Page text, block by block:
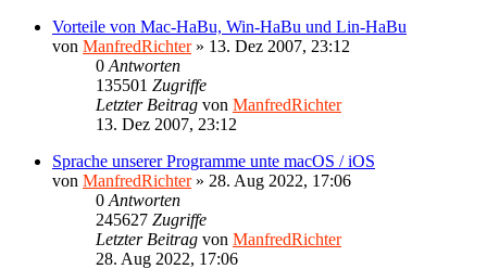
Vorteile von Mac-HaBu, Win-HaBu und Lin-HaBu
von ManfredRichter» 13. Dez 2007, 23:12
0 Antworten
135501 Zugriffe
Letzter Beitrag von ManfredRichter
13. Dez 2007, 23:12
Sprache unserer Programme unte macOS / iOS
von ManfredRichter» 28. Aug 2022, 17:06
0 Antworten
245627 Zugriffe
Letzter Beitrag von ManfredRichter
28. Aug 2022, 17:06